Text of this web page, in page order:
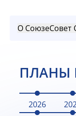
О СоюзеСовет
ПЛАНЫ
2026